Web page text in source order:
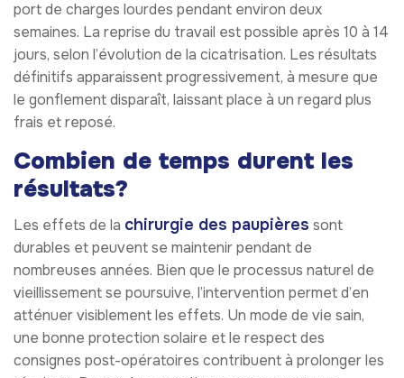
port de charges lourdes pendant environ deux
semaines. La reprise du travail est possible après 10 à 14
jours, selon l’évolution de la cicatrisation. Les résultats
définitifs apparaissent progressivement, à mesure que
le gonflement disparaît, laissant place à un regard plus
frais et reposé.
Combien de temps durent les
résultats?
Les effets de la chirurgie des paupières sont
durables et peuvent se maintenir pendant de
nombreuses années. Bien que le processus naturel de
vieillissement se poursuive, l’intervention permet d’en
atténuer visiblement les effets. Un mode de vie sain,
une bonne protection solaire et le respect des
consignes post-opératoires contribuent à prolonger les